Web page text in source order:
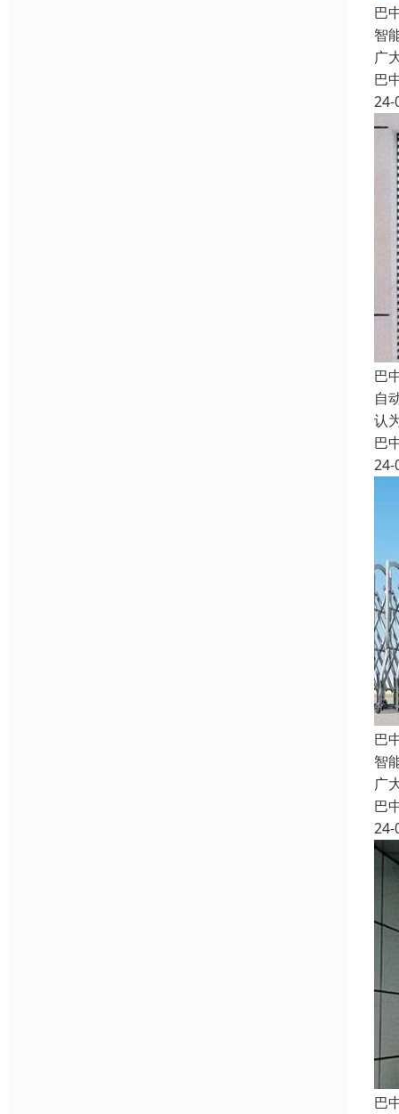
巴
智
广
巴
24-
巴
自
认
巴
24-
巴
智
广
巴
24-
巴